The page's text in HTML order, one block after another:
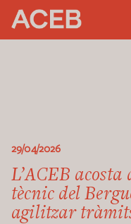
29/04/2026
L’ACEB
tècnic del
agilitzar